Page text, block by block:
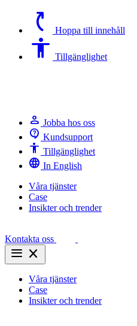
switch_access_shortcut Hoppa till innehåll
Accessibility Tillgänglighet
person Jobba hos oss
contact_support Kundsupport
Accessibility Tillgänglighet
language In English
Våra tjänster
Case
Insikter och trender
Kontakta oss
menu close
Våra tjänster
Case
Insikter och trender